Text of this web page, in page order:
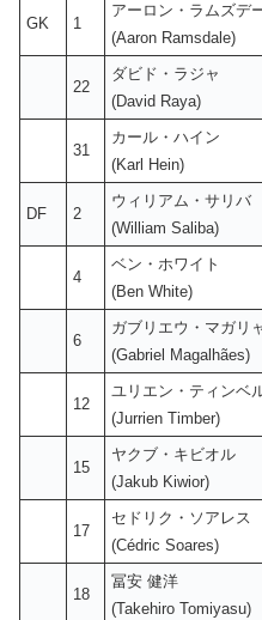
GK 1
アーロン・ラムズデ
(Aaron Ramsdale)
22
ダビド・ラジャ
(David Raya)
31
カール・ハイン
(Karl Hein)
DF 2
ウィリアム・サリバ
(William Saliba)
4
ベン・ホワイト
(Ben White)
6
ガブリエウ・マガリ
(Gabriel Magalhães)
12
ユリエン・ティンベ
(Jurrien Timber)
15
ヤクブ・キビオル
(Jakub Kiwior)
17
セドリク・ソアレス
(Cédric Soares)
18
冨安 健洋
(Takehiro Tomiyasu)